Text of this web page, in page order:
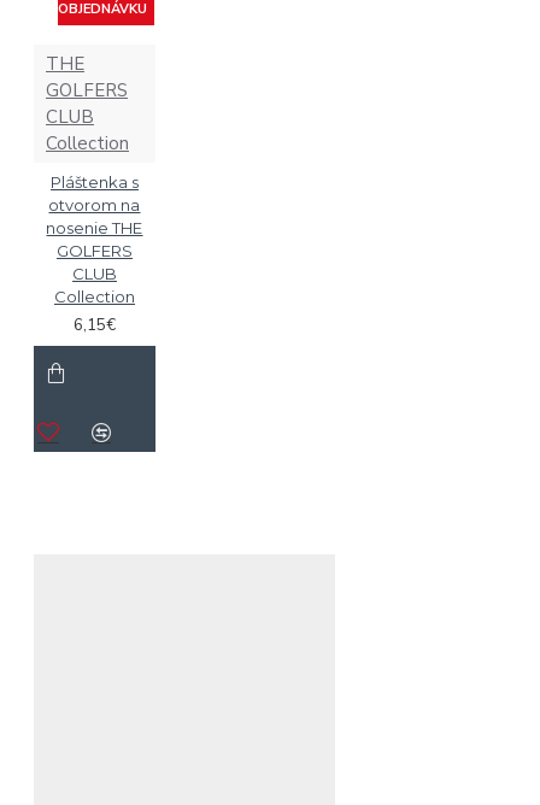
OBJEDNÁVKU
THE
GOLFERS
CLUB
Collection
Pláštenka s
otvorom na
nosenie THE
GOLFERS
CLUB
Collection
6,15€